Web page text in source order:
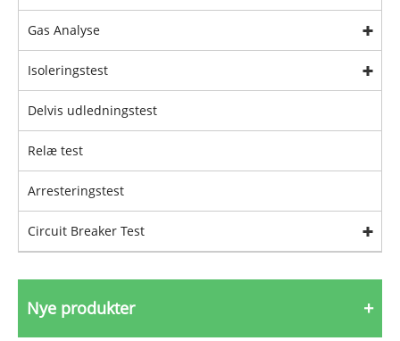
Gas Analyse
Isoleringstest
Delvis udledningstest
Relæ test
Arresteringstest
Circuit Breaker Test
Nye produkter